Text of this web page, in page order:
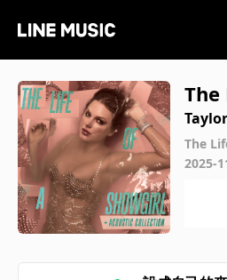
The
The
c
2025-